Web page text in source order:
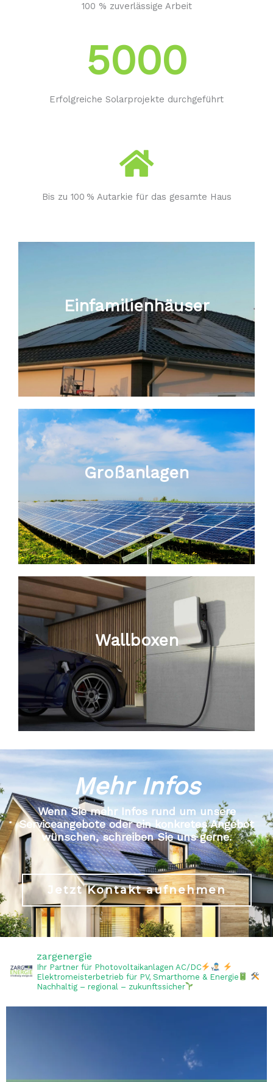
100 % zuverlässige Arbeit
5000
Erfolgreiche Solarprojekte durchgeführt
Bis zu 100 % Autarkie für das gesamte Haus
Einfamilienhäuser
Großanlagen
Wallboxen
Mehr Infos
Wenn Sie mehr Infos rund um unsere
Serviceangebote oder ein konkretes Angebot
wünschen, schreiben Sie uns gerne.
Jetzt Kontakt aufnehmen
zargenergie
Ihr Partner für Photovoltaikanlagen AC/DC
Elektromeisterbetrieb für PV, Smarthome & Energie
Nachhaltig – regional – zukunftssicher